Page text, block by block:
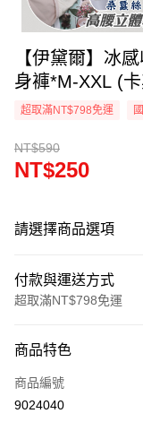
【伊黛爾】冰
身褲*M-XXL (卡
超取滿NT$798免運
NT$590
NT$250
請選擇商品選項
付款與運送方式
超取滿NT$798免運
信用卡一次付款
超商取貨付款
商品特色
商品編號
9024040